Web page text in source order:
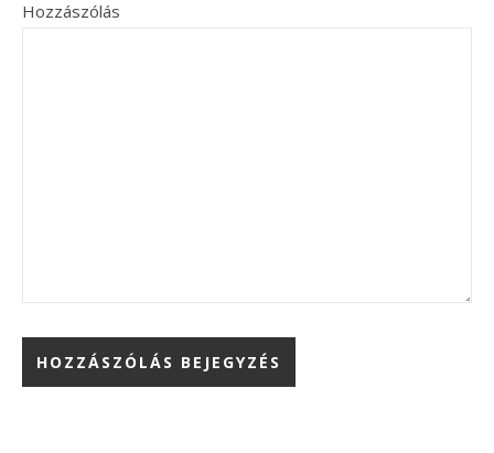
Hozzászólás